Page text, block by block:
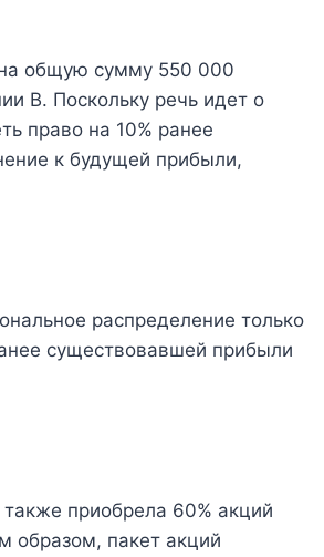
общую сумму 550 000
B. Поскольку речь идет о
право на 10% ранее
к будущей прибыли,
распределение только
существовавшей прибыли
приобрела 60% акций
образом, пакет акций